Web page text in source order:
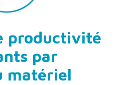
productivité
par
matériel